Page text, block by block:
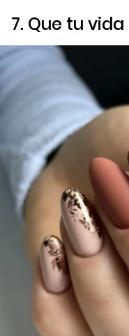
7. Que tu